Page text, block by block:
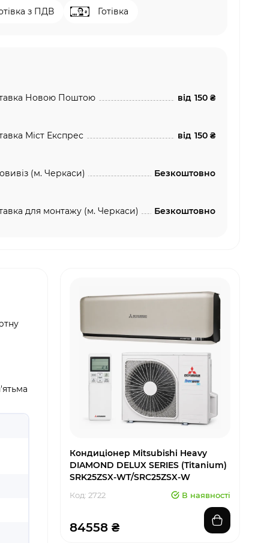
з ПДВ Готівка
Новою Поштою від 150 ₴
Міст Експрес від 150 ₴
(м. Черкаси) Безкоштовно
для монтажу (м. Черкаси) Безкоштовно
Кондиціонер Mitsubishi Heavy
DIAMOND DELUX SERIES (Titanium)
SRK25ZSX-WT/SRC25ZSX-W
Код: 2722 В наявності
84558 ₴